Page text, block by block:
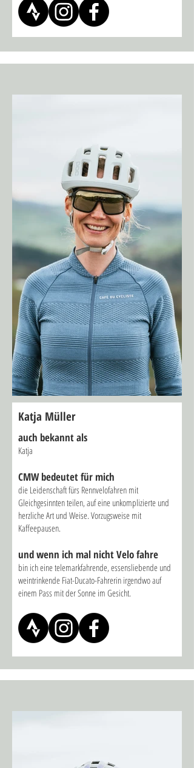
Katja Müller
auch bekannt als
Katja
CMW bedeutet für mich
die Leidenschaft fürs Rennvelofahren mit
Gleichgesinnten teilen, auf eine unkomplizierte und
herzliche Art und Weise. Vorzugsweise mit
Kaffeepausen.
und wenn ich mal nicht Velo fahre
bin ich eine telemarkfahrende, essensliebende und
weintrinkende Fiat-Ducato-Fahrerin irgendwo auf
einem Pass mit der Sonne im Gesicht.